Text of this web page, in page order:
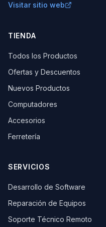
Visitar sitio web
TIENDA
Todos los Productos
Ofertas y Descuentos
Nuevos Productos
Computadores
Accesorios
Ferretería
SERVICIOS
Desarrollo de Software
Reparación de Equipos
Soporte Técnico Remoto